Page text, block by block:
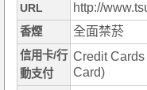
URL http://
香煙 全面禁菸
信用卡/行
動支付
Credit
Card)